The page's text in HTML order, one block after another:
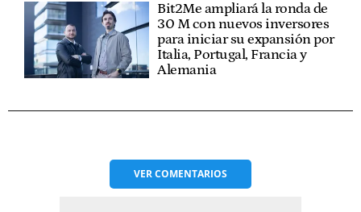
Bit2Me ampliará la ronda de
30 M con nuevos inversores
para iniciar su expansión por
Italia, Portugal, Francia y
Alemania
VERCOMENTARIOS